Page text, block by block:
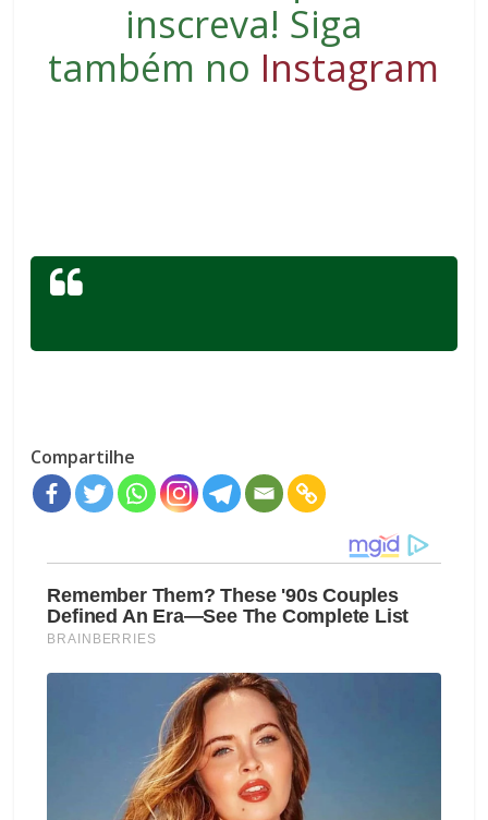
inscreva! Siga
também no Instagram
Compartilhe